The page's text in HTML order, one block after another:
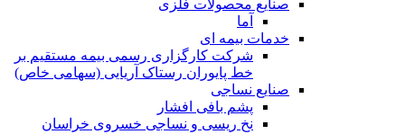
صنایع محصولات فلزی
آما
خدمات بیمه ای
شرکت کارگزاری رسمی بیمه مستقیم بر
خط پایوران رستاک آریایی (سهامی خاص)
صنایع نساجی
پشم بافی افشار
نخ ریسی و نساجی خسروی خراسان